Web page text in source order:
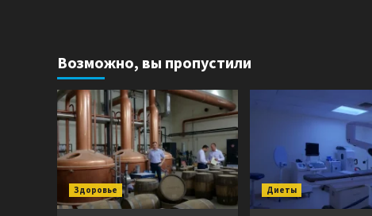
Возможно, вы пропустили
Здоровье Диеты